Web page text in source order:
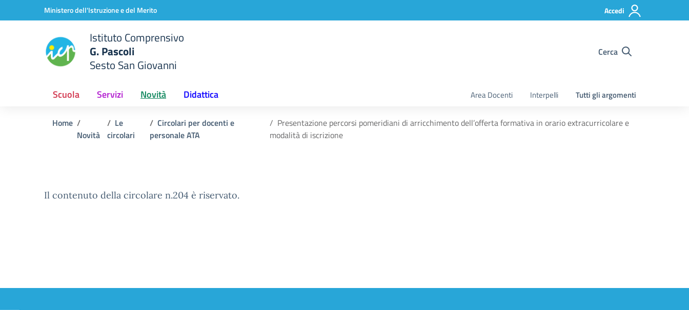
Vai ai contenuti
Vai al menu di navigazioneMinistero dell'Istruzione e del Merito Accedi
Istituto Comprensivo
G. Pascoli
Sesto San Giovanni
Cerca
Scuola Servizi Novità Didattica Area Docenti Interpelli Tutti gli argomenti
Home
Novità
Le
circolari
Circolari per docenti e
personale ATA
Presentazione percorsi pomeridiani di arricchimento dell’offerta formativa in orario extracurricolare e
modalità di iscrizione
Il contenuto della circolare n.204 è riservato.